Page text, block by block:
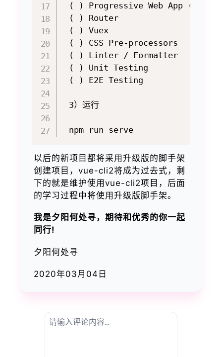
( ) Progressive Web App
( ) Router
( ) Vuex
( ) CSS Pre-processors
( ) Linter / Formatter
( ) Unit Testing
( ) E2E Testing
3）运行
npm run serve
以后的新项目都将采用升级版的脚手架
创建项目，vue-cli2将成为过去式，剩
下的就是维护使用vue-cli2项目，后面
的学习过程中将使用升级版脚手架。
我是夕阳何处寻，期待和优秀的你一起
同行!
夕阳何处寻
2020年03月04日